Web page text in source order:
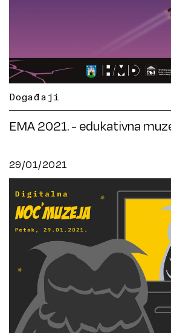
Događaji
EMA 2021. - edukativna
29/01/2021